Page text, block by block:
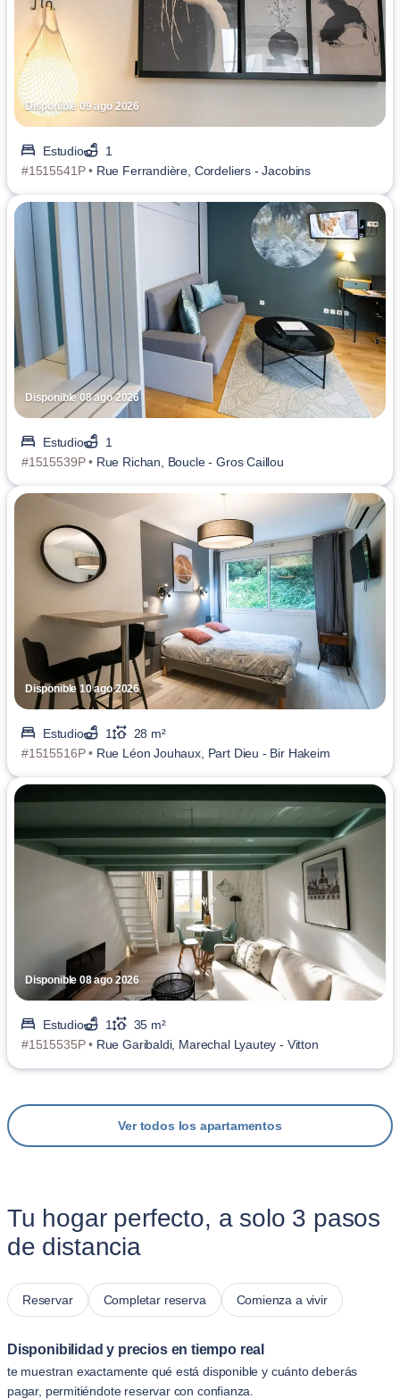
Disponible 09 ago 2026
Estudio
1
#1515541P • Rue Ferrandière, Cordeliers - Jacobins
Disponible 08 ago 2026
Estudio
1
#1515539P • Rue Richan, Boucle - Gros Caillou
Disponible 10 ago 2026
Estudio 1
28 m²
#1515516P • Rue Léon Jouhaux, Part Dieu - Bir Hakeim
Disponible 08 ago 2026
Estudio 1
35 m²
#1515535P • Rue Garibaldi, Marechal Lyautey - Vitton
Ver todos los apartamentos
Tu hogar perfecto, a solo 3 pasos
de distancia
Reservar Completar reserva Comienza a vivir
Disponibilidad y precios en tiempo real
te muestran exactamente qué está disponible y cuánto deberás
pagar, permitiéndote reservar con confianza.